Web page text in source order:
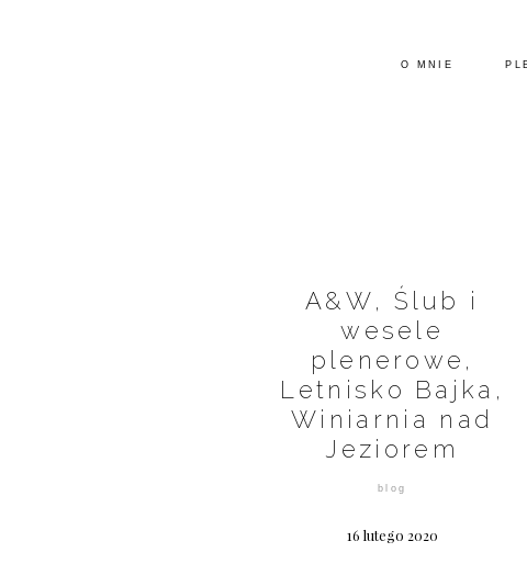
O MNIE
A&W, Ślub i
wesele
plenerowe,
Letnisko Bajka,
Winiarnia nad
Jeziorem
blog
16 lutego 2020